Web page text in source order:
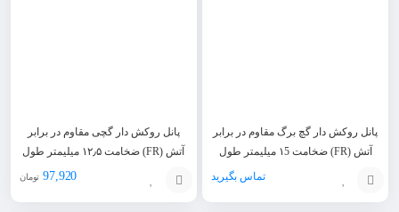
پانل روکش دار گچ برگ مقاوم در برابر
آتش (FR) ضخامت ۱5 میلیمتر طول
تماس بگیرید
پانل روکش دار گچی مقاوم در برابر
آتش (FR) ضخامت ۱۲٫۵ میلیمتر طول
97,920 تومان